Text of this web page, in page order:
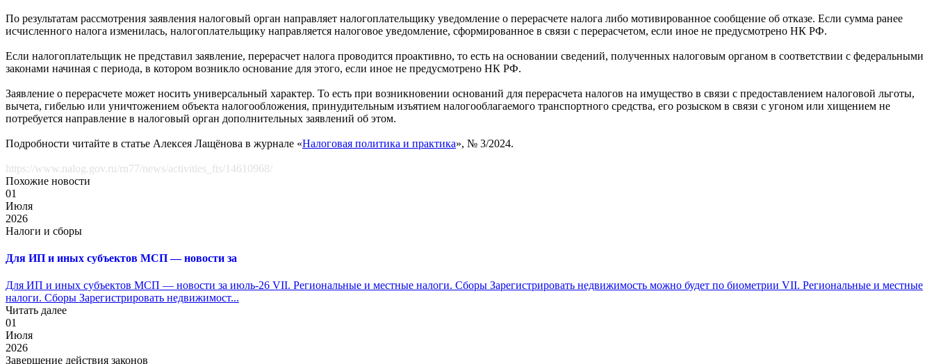
По результатам рассмотрения заявления налоговый орган направляет налогоплательщику уведомление о перерасчете налога либо мотивированное сообщение об отказе. Если сумма ранее
исчисленного налога изменилась, налогоплательщику направляется налоговое уведомление, сформированное в связи с перерасчетом, если иное не предусмотрено НК РФ.
Если налогоплательщик не представил заявление, перерасчет налога проводится проактивно, то есть на основании сведений, полученных налоговым органом в соответствии с федеральными
законами начиная с периода, в котором возникло основание для этого, если иное не предусмотрено НК РФ.
Заявление о перерасчете может носить универсальный характер. То есть при возникновении оснований для перерасчета налогов на имущество в связи с предоставлением налоговой льготы,
вычета, гибелью или уничтожением объекта налогообложения, принудительным изъятием налогооблагаемого транспортного средства, его розыском в связи с угоном или хищением не
потребуется направление в налоговый орган дополнительных заявлений об этом.
Подробности читайте в статье Алексея Лащёнова в журнале «Налоговая политика и практика», № 3/2024.
https://www.nalog.gov.ru/rn77/news/activities_fts/14610968/
Похожие новости
01
Июля
2026
Налоги и сборы
Для ИП и иных субъектов МСП — новости за
Для ИП и иных субъектов МСП — новости за июль-26 VII. Региональные и местные налоги. Сборы Зарегистрировать недвижимость можно будет по биометрии VII. Региональные и местные
налоги. Сборы Зарегистрировать недвижимост...
Читать далее
01
Июля
2026
Завершение действия законов